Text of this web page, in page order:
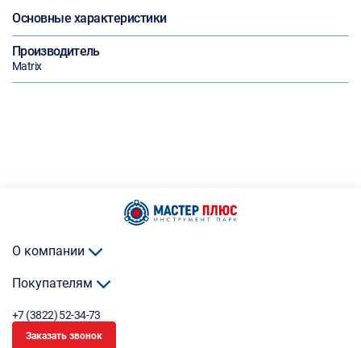
Основные характеристики
Производитель
Matrix
О компании
Покупателям
+7 (3822) 52-34-73
Заказать звонок